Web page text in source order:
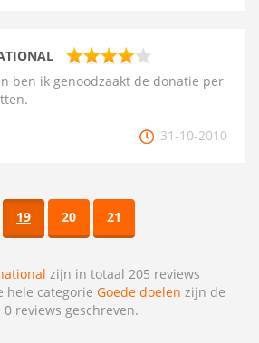
ben ik genoodzaakt de donatie per
31-10-2010
19 20 21
zijn in totaal 205 reviews
hele categorie Goede doelen zijn de
reviews geschreven.